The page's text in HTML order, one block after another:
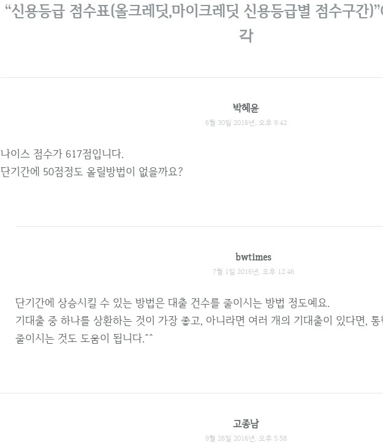
비
“신용등급 점수표(올크레딧,마이크레딧 신용등급별 점수구간)
각
박혜윤
6월 30일 2016년, 오후 9:42
나이스 점수가 617점입니다.
단기간에 50점정도 올릴방법이 없을까요?
bwtimes
7월 1일 2016년, 오후 12:46
단기간에 상승시킬 수 있는 방법은 대출 건수를 줄이시는 방법 정도예요.
기대출 중 하나를 상환하는 것이 가장 좋고, 아니라면 여러 개의 기대출이 있다면,
줄이시는 것도 도움이 됩니다.^^
고종남
9월 26일 2016년, 오후 5:58